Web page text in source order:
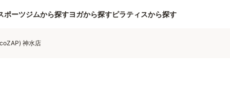
ポーツジムから探すヨガから探すピラティスから探す
神水店